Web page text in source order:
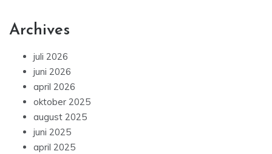
Archives
juli 2026
juni 2026
april 2026
oktober 2025
august 2025
juni 2025
april 2025